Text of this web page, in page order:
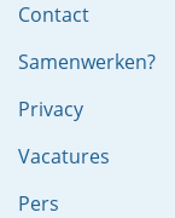
Contact
Samenwerken?
Privacy
Vacatures
Pers